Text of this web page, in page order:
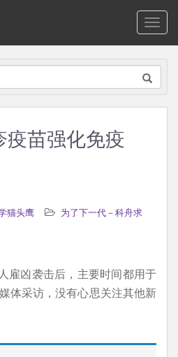
疫苗强化免疫
猫头鹰
为了下一代－科舟求
雇凶袭击后，主要时间都用于
体采访，没有心思关注其他新